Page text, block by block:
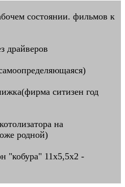
состоянии. фильмов к
драйверов
ситизен год
на
родной)
"кобура" 11х5,5х2 -